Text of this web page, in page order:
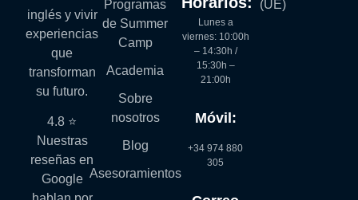
inglés y vivir
experiencias
que
transforman
su futuro.
4.8 ⭐
Nuestras
reseñas en
Google
Programas
de Summer
Camp
Academia
Sobre
nosotros
Blog
Asesoramientos
Lunes a
viernes: 10:00h
– 14:30h /
15:30h –
21:00h
Móvil:
+34 974 880
305
(UE)